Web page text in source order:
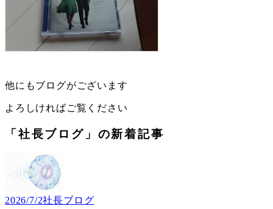
他にもブログがございます
よろしければご覧ください
「社長ブログ」の新着記事
2026/7/2社長ブログ